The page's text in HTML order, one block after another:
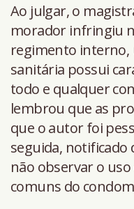
Ao julgar, o
morador infringiu
regimento interno,
sanitária possui
todo e qualquer
lembrou que as
que o autor foi
seguida, notificado
não observar o
comuns do